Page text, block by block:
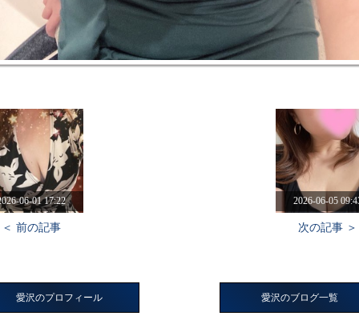
06-01 17:22
＜ 前の記事
2026-06-05
次の記事 ＞
愛沢のプロフィール 愛沢のブログ一覧